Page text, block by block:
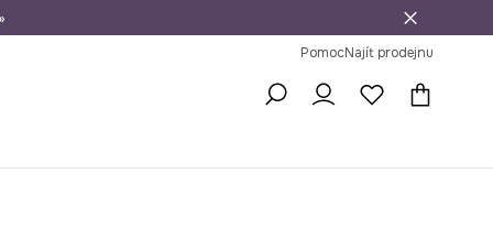
na vrácení zboží
PomocNajít prodejnu